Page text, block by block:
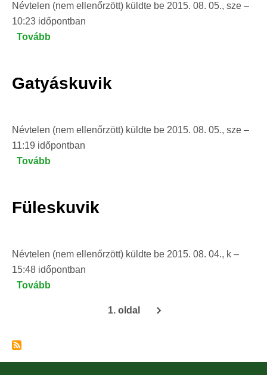
Névtelen (nem ellenőrzött) küldte be 2015. 08. 05., sze –
10:23 időpontban
Tovább
Gatyáskuvik
Névtelen (nem ellenőrzött) küldte be 2015. 08. 05., sze –
11:19 időpontban
Tovább
Füleskuvik
Névtelen (nem ellenőrzött) küldte be 2015. 08. 04., k –
15:48 időpontban
Tovább
1. oldal